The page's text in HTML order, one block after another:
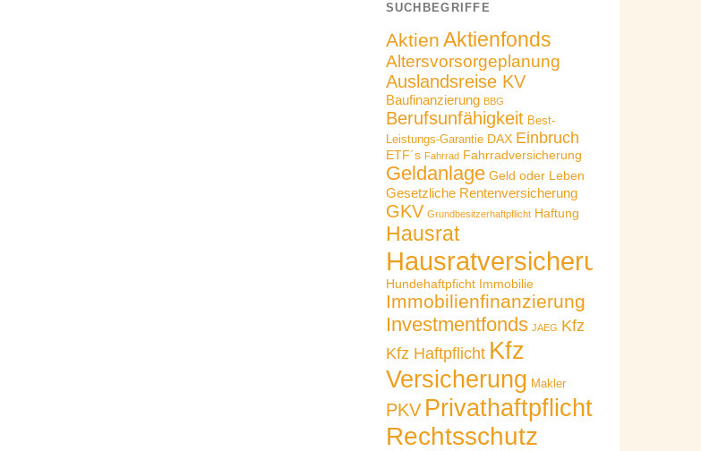
SUCHBEGRIFFE
Aktien Aktienfonds
Altersvorsorgeplanung
Auslandsreise KV
Baufinanzierung BBG
Berufsunfähigkeit Best-
Leistungs-Garantie DAX Einbruch
ETF´s Fahrrad Fahrradversicherung
Geldanlage Geld oder Leben
Gesetzliche Rentenversicherung
GKV Grundbesitzerhaftpflicht Haftung
Hausrat
Hausratversicherung
Hundehaftpficht Immobilie
Immobilienfinanzierung
Investmentfonds JAEG Kfz
Kfz Haftpflicht Kfz
Versicherung Makler
PKV Privathaftpflicht
Rechtsschutz